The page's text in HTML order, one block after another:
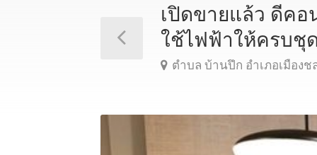
เปิดขายแล้ว ดีคอ
ใช้ไฟฟ้าให้ครบ
ตำบล บ้านปึก อำเภอเมืองช